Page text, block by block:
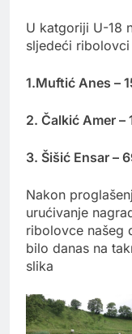
U katgoriji U-18
sljedeći
1.Muftić Anes –
2. Čalkić Amer –
3. Šišić Ensar –
Nakon
urućivanje
ribolovce našeg
bilo danas na
slika